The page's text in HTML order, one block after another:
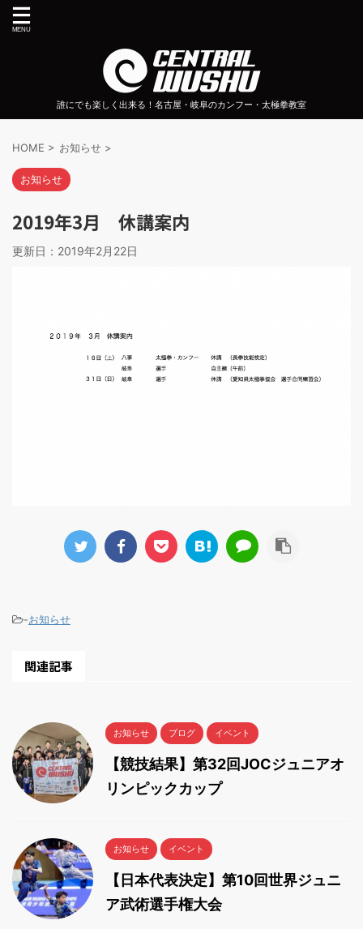
誰にでも楽しく出来る！名古屋・岐阜のカンフー・太極拳教室
HOME > お知らせ >
お知らせ
2019年3月 休講案内
更新日： 2019年2月22日
-お知らせ
関連記事
お知らせ ブログ イベント
【競技結果】第32回JOCジュニアオ
リンピックカップ
お知らせ イベント
【日本代表決定】第10回世界ジュニ
ア武術選手権大会